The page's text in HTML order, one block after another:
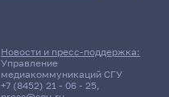
Новости и пресс-поддержка:
Управление
медиакоммуникаций СГУ
+7 (8452) 21 - 06 - 25,